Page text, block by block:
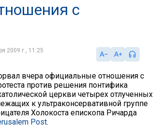
с
2009 г., 11:25
вчера официальные отношения с
против решения понтифика
церкви четырех отлученных
к ультраконсервативной группе
Холокоста епископа Ричарда
Post.